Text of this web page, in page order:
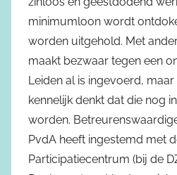
minimumloon wordt
worden uitgehold. Met
maakt bezwaar tegen een
Leiden al is ingevoerd,
kennelijk denkt dat die nog
worden.
PvdA heeft ingestemd met
Participatiecentrum (bij de